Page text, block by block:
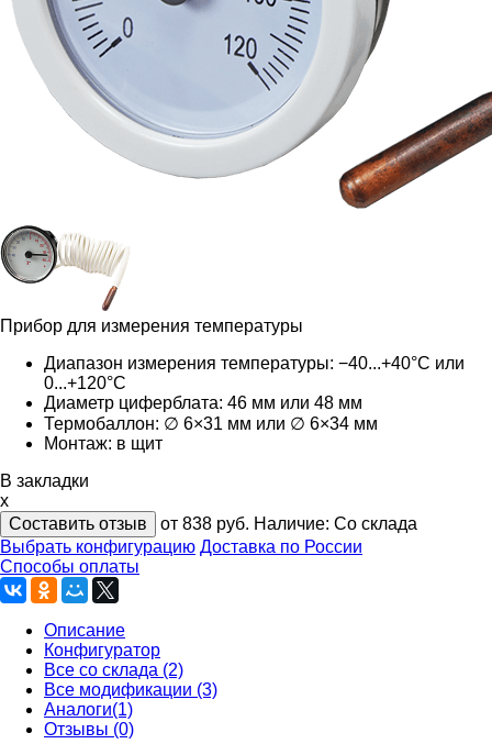
Прибор для измерения температуры
Диапазон измерения температуры: −40...+40°С или
0...+120°С
Диаметр циферблата: 46 мм или 48 мм
Термобаллон: ∅ 6×31 мм или ∅ 6×34 мм
Монтаж: в щит
В закладки
x
Составить отзыв
от 838 руб. Наличие: Со склада
Выбрать конфигурацию Доставка по России
Способы оплаты
Описание
Конфигуратор
Все со склада (2)
Все модификации (3)
Аналоги(1)
Отзывы (0)